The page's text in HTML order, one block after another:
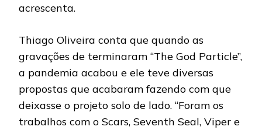
acrescenta.
Thiago Oliveira conta que quando as
gravações de terminaram “The God Particle”,
a pandemia acabou e ele teve diversas
propostas que acabaram fazendo com que
deixasse o projeto solo de lado. “Foram os
trabalhos com o Scars, Seventh Seal, Viper e